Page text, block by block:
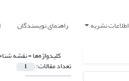
اطلاعات نشریه راهنمای نویسندگان
کلیدواژه‌ها =نقشه
تعداد مقالات: 1